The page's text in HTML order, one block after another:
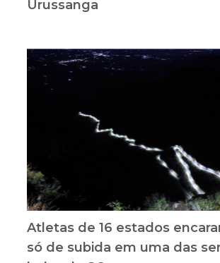
Urussanga
Atletas de 16 estados
só de subida em uma das